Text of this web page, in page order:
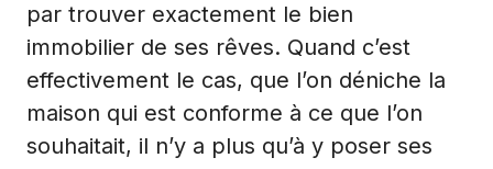
par trouver exactement le bien
immobilier de ses rêves. Quand c’est
effectivement le cas, que l’on déniche la
maison qui est conforme à ce que l’on
souhaitait, il n’y a plus qu’à y poser ses